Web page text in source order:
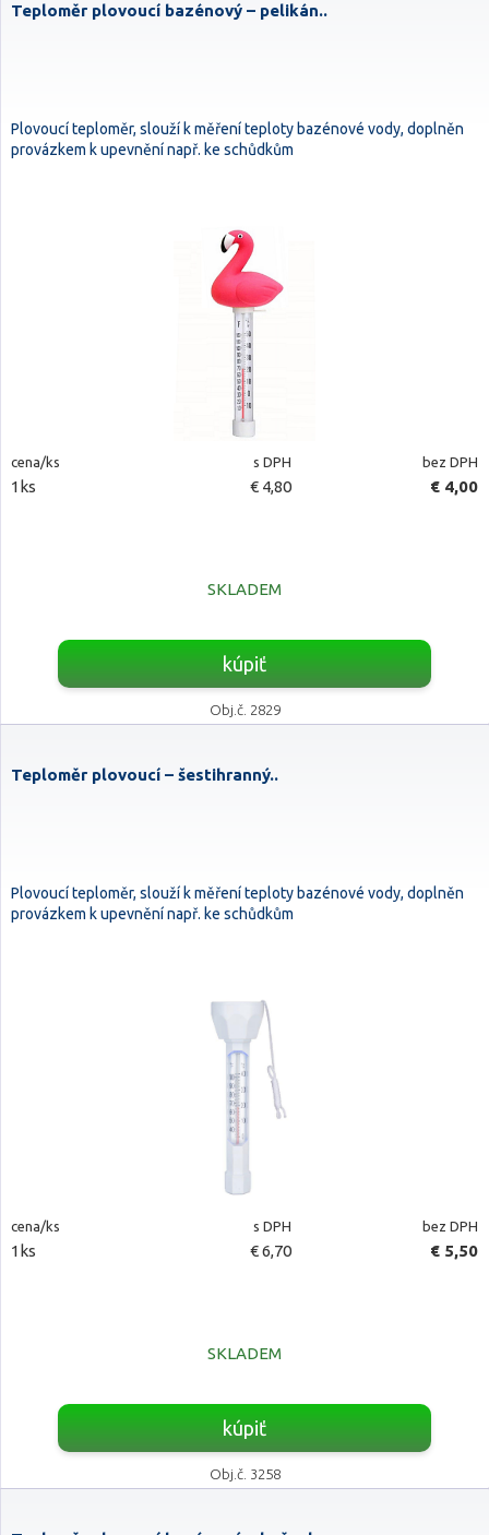
Teploměr plovoucí bazénový – pelikán..
Plovoucí teploměr, slouží k měření teploty bazénové vody, doplněn
provázkem k upevnění např. ke schůdkům
cena/ks s DPH bez DPH
1ks € 4,80 € 4,00
SKLADEM
kúpiť
Obj.č. 2829
Teploměr plovoucí – šestihranný..
Plovoucí teploměr, slouží k měření teploty bazénové vody, doplněn
provázkem k upevnění např. ke schůdkům
cena/ks s DPH bez DPH
1ks € 6,70 € 5,50
SKLADEM
kúpiť
Obj.č. 3258